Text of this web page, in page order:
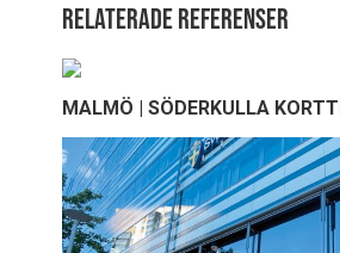
Relaterade referenser
MALMÖ | SÖDERKULLA